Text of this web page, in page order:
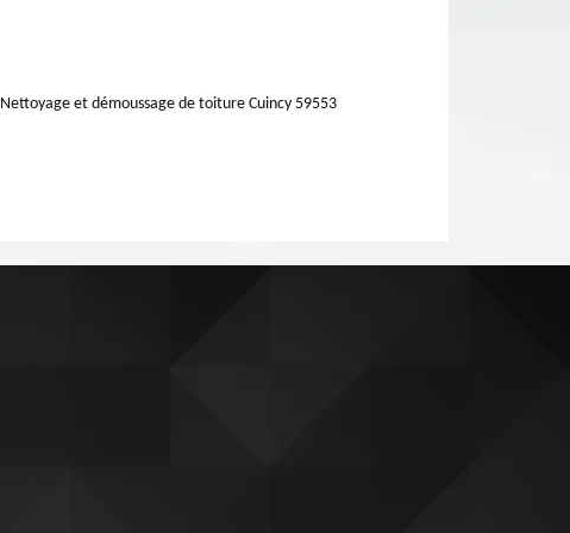
Nettoyage et démoussage de toiture Cuincy 59553